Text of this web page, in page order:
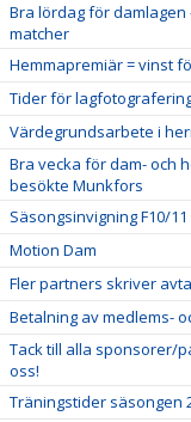
Bra lördag för damlagen
matcher
Hemmapremiär = vinst
Tider för
Värdegrundsarbete i
Bra vecka för dam- och
besökte Munkfors
Säsongsinvigning F10/11
Motion Dam
Fler partners skriver
Betalning av medlems-
Tack till alla sponsorer/
oss!
Träningstider säsongen